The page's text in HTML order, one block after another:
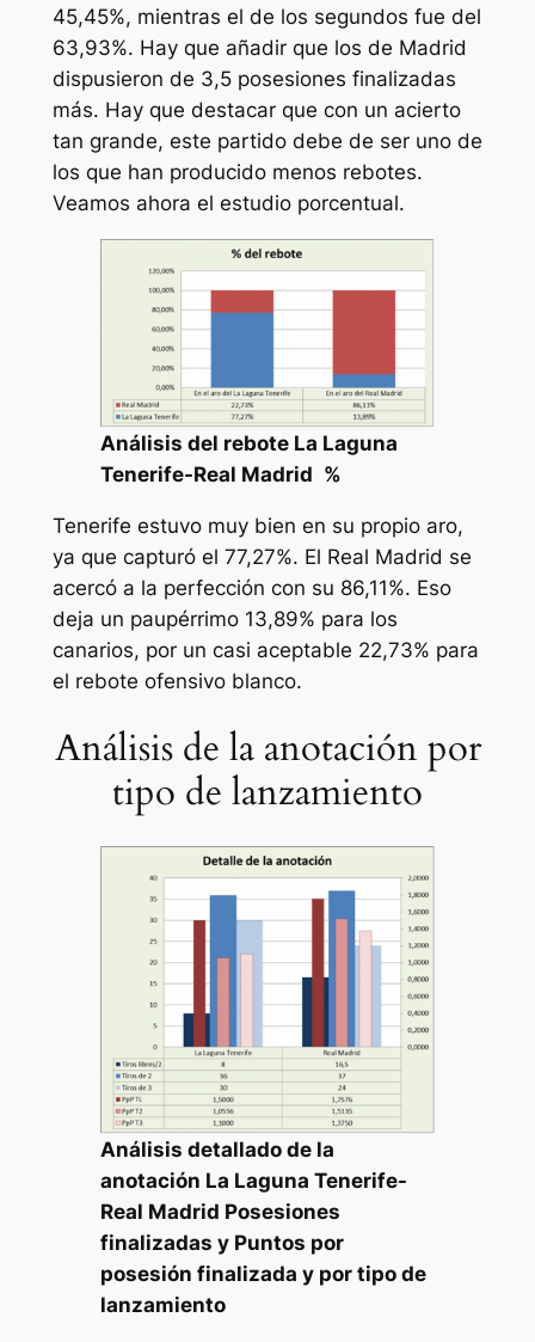
45,45%, mientras el de los segundos fue del
63,93%. Hay que añadir que los de Madrid
dispusieron de 3,5 posesiones finalizadas
más. Hay que destacar que con un acierto
tan grande, este partido debe de ser uno de
los que han producido menos rebotes.
Veamos ahora el estudio porcentual.
Análisis del rebote La Laguna
Tenerife-Real Madrid %
Tenerife estuvo muy bien en su propio aro,
ya que capturó el 77,27%. El Real Madrid se
acercó a la perfección con su 86,11%. Eso
deja un paupérrimo 13,89% para los
canarios, por un casi aceptable 22,73% para
el rebote ofensivo blanco.
Análisis de la anotación por
tipo de lanzamiento
Análisis detallado de la
anotación La Laguna Tenerife-
Real Madrid Posesiones
finalizadas y Puntos por
posesión finalizada y por tipo de
lanzamiento